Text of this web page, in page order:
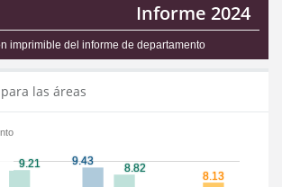
Informe 2024
imprimible del informe de departamento
las áreas